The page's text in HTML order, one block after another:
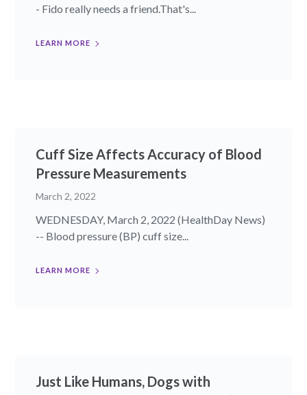
- Fido really needs a friend.That's...
LEARN MORE
Cuff Size Affects Accuracy of Blood
Pressure Measurements
March 2, 2022
WEDNESDAY, March 2, 2022 (HealthDay News)
-- Blood pressure (BP) cuff size...
LEARN MORE
Just Like Humans, Dogs with